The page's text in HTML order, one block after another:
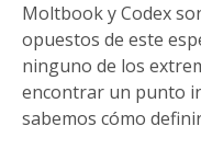
Moltbook y Codex
opuestos de este
ninguno de los
encontrar un punto
sabemos cómo